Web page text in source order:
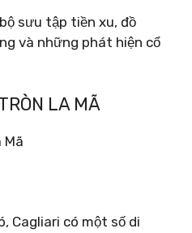
sưu tập tiền xu, đồ
và những phát hiện cổ
LA MÃ
Cagliari có một số di